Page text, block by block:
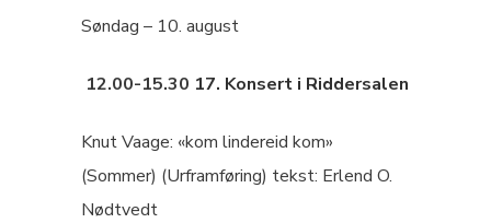
Søndag – 10. august
12.00-15.30 17. Konsert i Riddersalen
Knut Vaage: «kom lindereid kom»
(Sommer) (Urframføring) tekst: Erlend O.
Nødtvedt